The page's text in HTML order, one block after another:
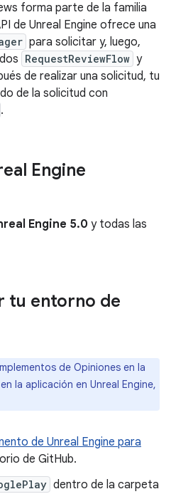
forma parte de la familia
de Unreal Engine ofrece una
para solicitar y, luego,
RequestReviewFlow y
de realizar una solicitud, tu
de la solicitud con
.
Engine
Engine 5.0 y todas las
tu entorno de
de Opiniones en la
la aplicación en Unreal Engine,
de Unreal Engine para
de GitHub.
dentro de la carpeta